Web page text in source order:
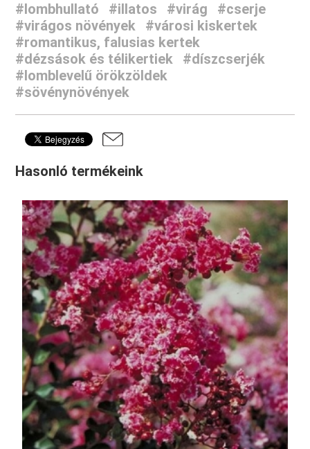
#lombhullató #illatos #virág
#cserje
#virágos növények
#városi kiskertek
#romantikus, falusias kertek
#dézsások és télikertiek
#díszcserjék
#lomblevelű örökzöldek
#sövénynövények
Hasonló termékeink